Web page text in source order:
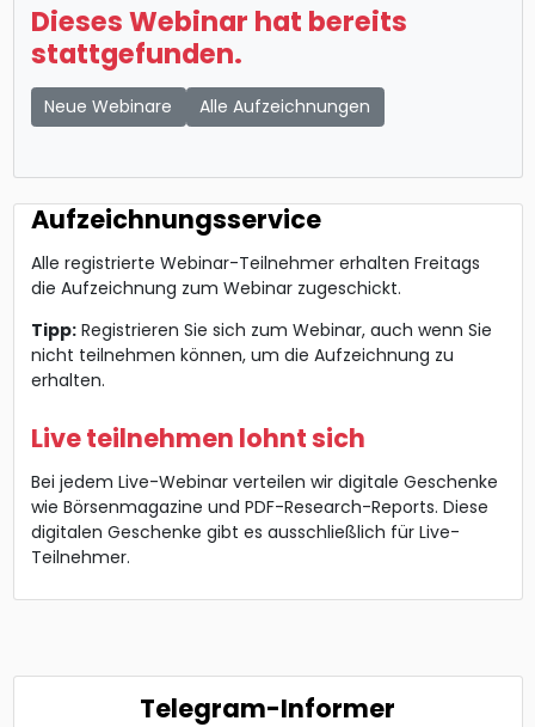
Dieses Webinar hat bereits
stattgefunden.
Neue Webinare Alle Aufzeichnungen
Aufzeichnungsservice
Alle registrierte Webinar-Teilnehmer erhalten Freitags
die Aufzeichnung zum Webinar zugeschickt.
Tipp:Registrieren Sie sich zum Webinar, auch wenn Sie
nicht teilnehmen können, um die Aufzeichnung zu
erhalten.
Live teilnehmen lohnt sich
Bei jedem Live-Webinar verteilen wir digitale Geschenke
wie Börsenmagazine und PDF-Research-Reports. Diese
digitalen Geschenke gibt es ausschließlich für Live-
Teilnehmer.
Telegram-Informer